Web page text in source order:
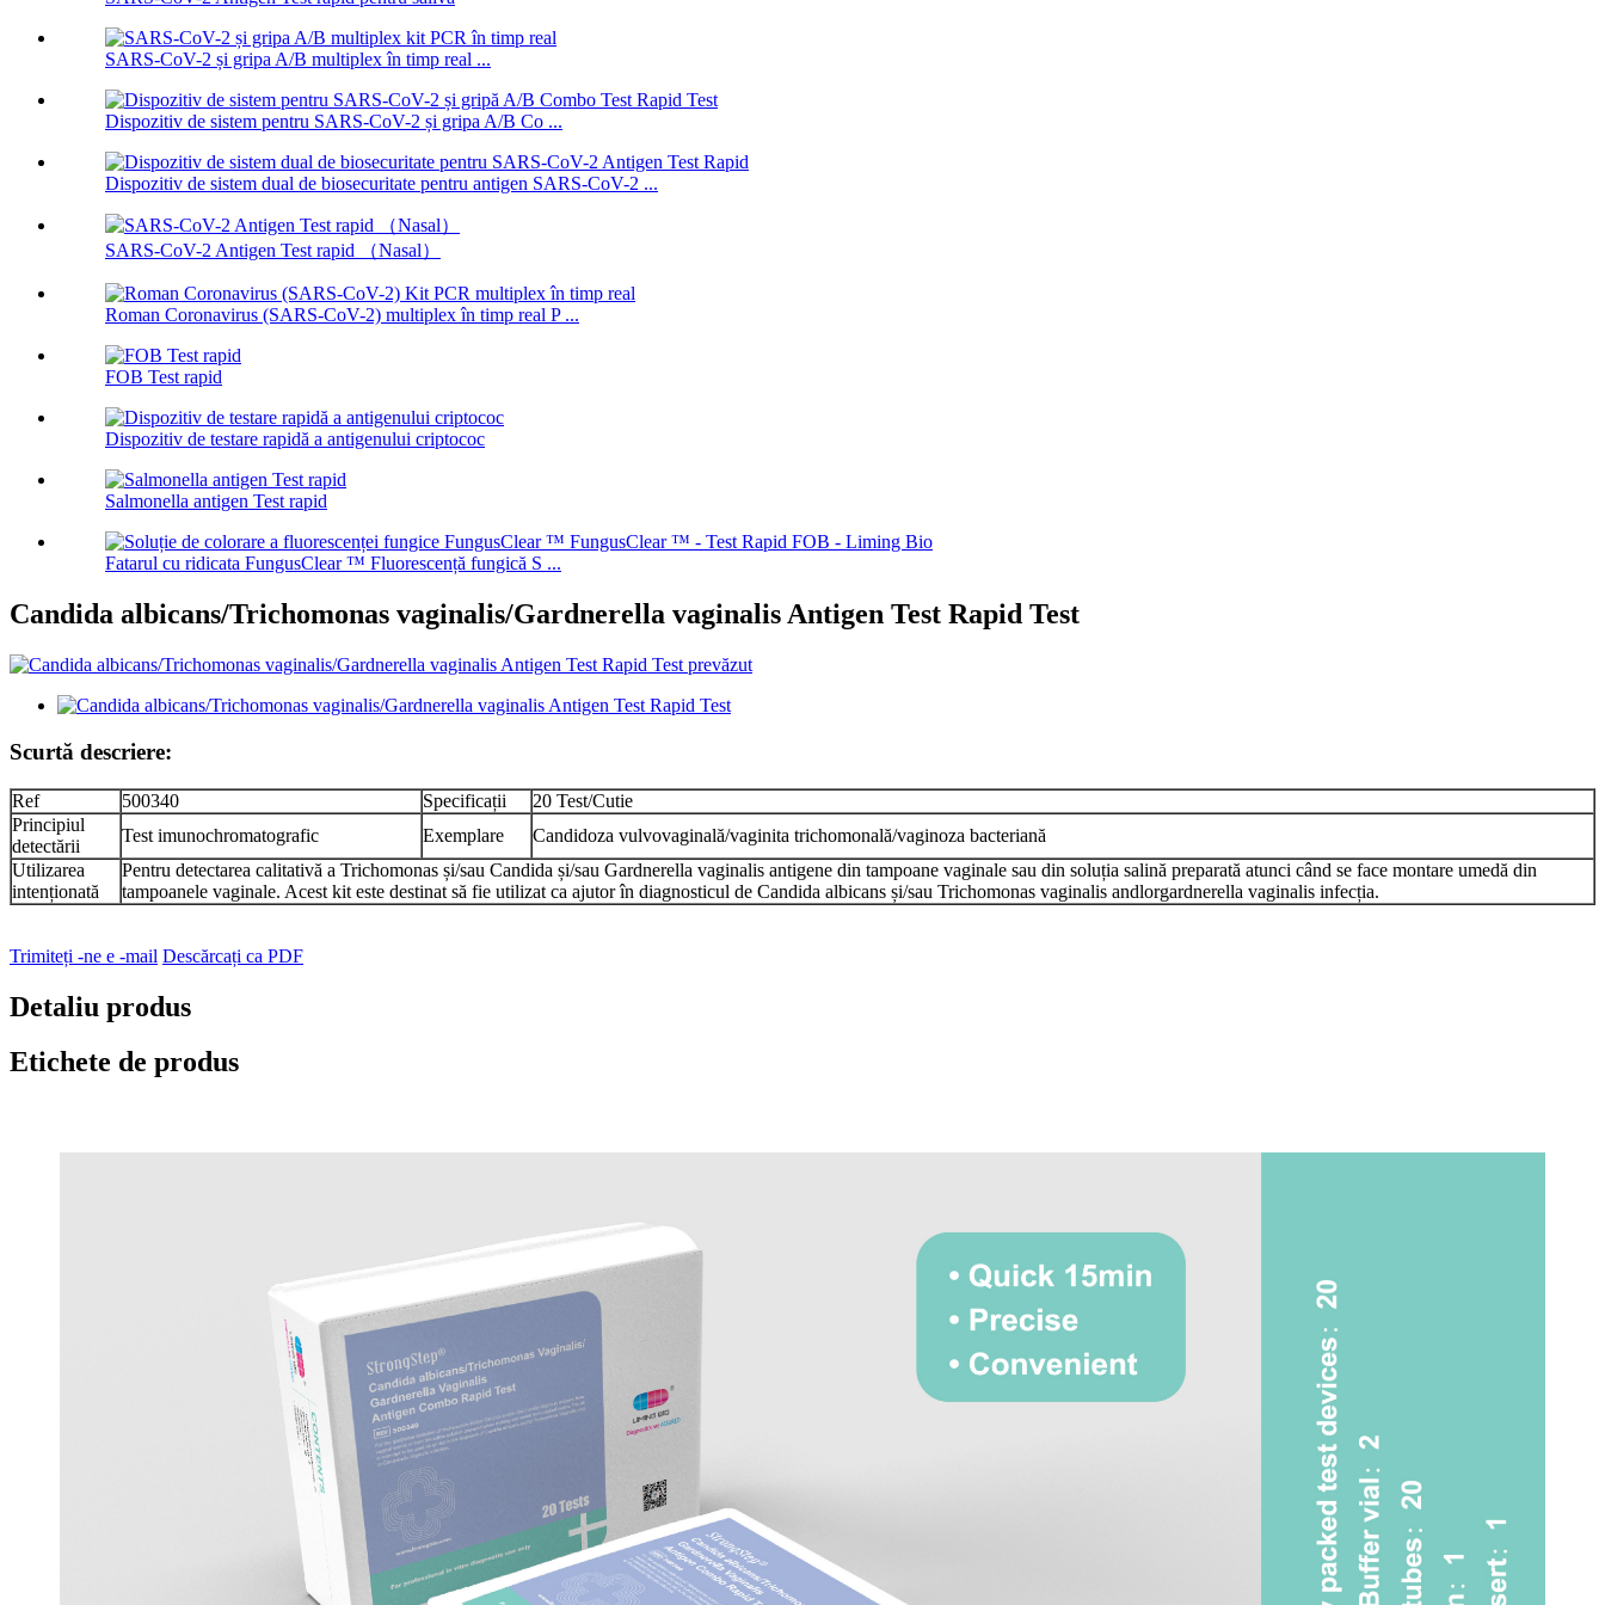
SARS-CoV-2 și gripa A/B multiplex în timp real ...
Dispozitiv de sistem pentru SARS-CoV-2 și gripa A/B Co ...
Dispozitiv de sistem dual de biosecuritate pentru antigen SARS-CoV-2 ...
SARS-CoV-2 Antigen Test rapid （Nasal）
Roman Coronavirus (SARS-CoV-2) multiplex în timp real P ...
FOB Test rapid
Dispozitiv de testare rapidă a antigenului criptococ
Salmonella antigen Test rapid
Fatarul cu ridicata FungusClear ™ Fluorescență fungică S ...
Candida albicans/Trichomonas vaginalis/Gardnerella vaginalis Antigen Test Rapid Test
Scurtă descriere:
Ref 500340 Specificații
20 Test/Cutie
Principiul
detectării
Test imunochromatografic Exemplare
Candidoza vulvovaginală/vaginita trichomonală/vaginoza bacteriană
Utilizarea
intenționată
Pentru detectarea calitativă a Trichomonas și/sau Candida și/sau Gardnerella vaginalis antigene din tampoane vaginale sau din soluția salină preparată atunci când se face montare umedă din
tampoanele vaginale. Acest kit este destinat să fie utilizat ca ajutor în diagnosticul de Candida albicans și/sau Trichomonas vaginalis andlorgardnerella vaginalis infecția.
Trimiteți -ne e -mail Descărcați ca PDF
Detaliu produs
Etichete de produs